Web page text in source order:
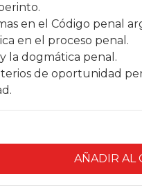
en el Código penal
en el proceso penal.
la dogmática penal.
de oportunidad